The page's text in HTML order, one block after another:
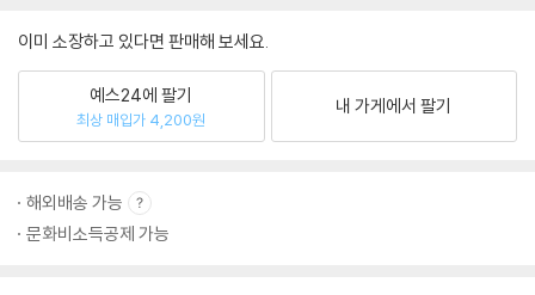
이미 소장하고 있다면 판매해 보세요.
예스24에 팔기
최상 매입가 4,200원
내 가게에서 팔기
해외배송 가능
문화비소득공제 가능